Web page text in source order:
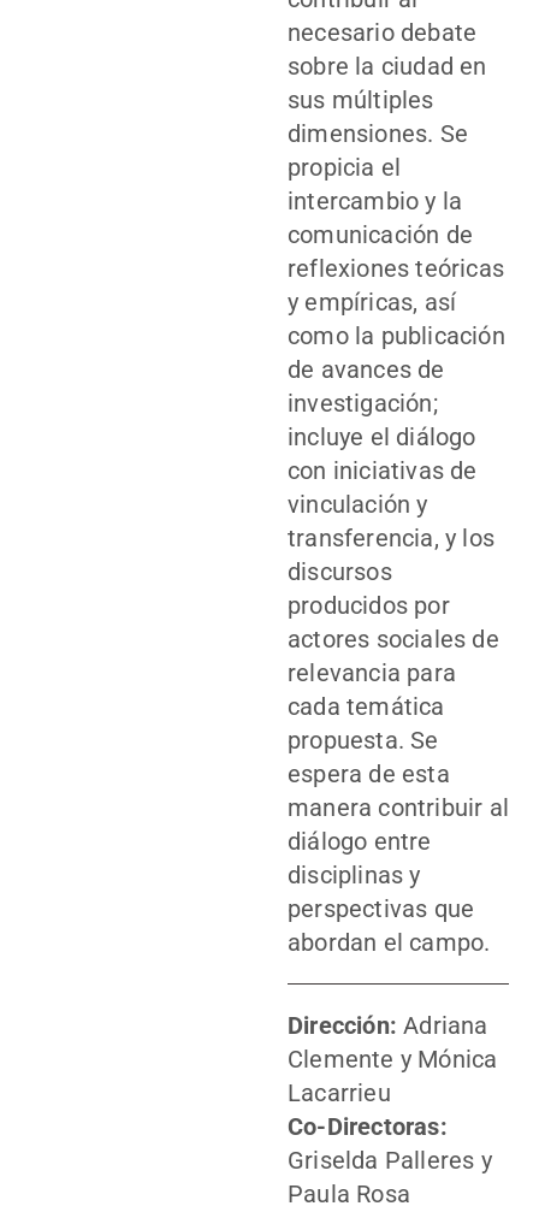
necesario debate
sobre la ciudad en
sus múltiples
dimensiones. Se
propicia el
intercambio y la
comunicación de
reflexiones teóricas
y empíricas, así
como la publicación
de avances de
investigación;
incluye el diálogo
con iniciativas de
vinculación y
transferencia, y los
discursos
producidos por
actores sociales de
relevancia para
cada temática
propuesta. Se
espera de esta
manera contribuir al
diálogo entre
disciplinas y
perspectivas que
abordan el campo.
Dirección: Adriana
Clemente y Mónica
Lacarrieu
Co-Directoras:
Griselda Palleres y
Paula Rosa